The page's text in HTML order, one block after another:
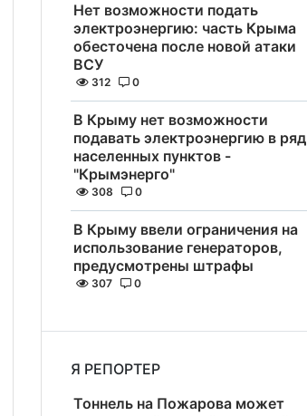
Нет возможности подать
электроэнергию: часть Крыма
обесточена после новой атаки
ВСУ
312 0
В Крыму нет возможности
подавать электроэнергию в ряд
населенных пунктов -
"Крымэнерго"
308 0
В Крыму ввели ограничения на
использование генераторов,
предусмотрены штрафы
307 0
Я РЕПОРТЕР
Тоннель на Пожарова может